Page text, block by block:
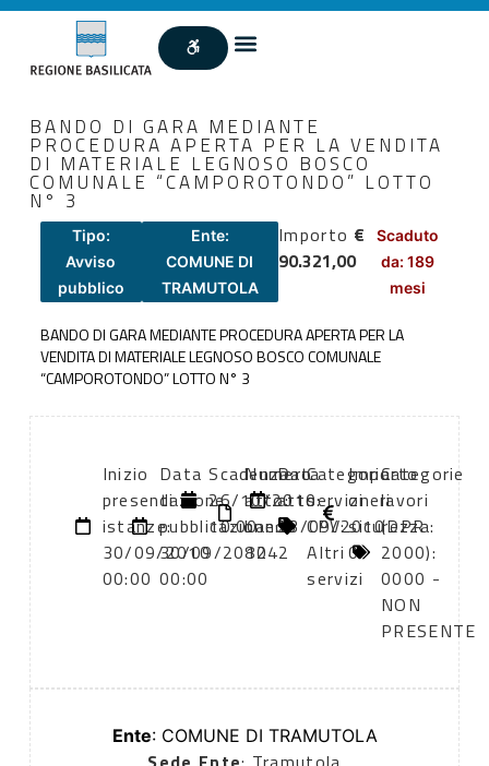
BANDO DI GARA MEDIANTE
PROCEDURA APERTA PER LA VENDITA
DI MATERIALE LEGNOSO BOSCO
COMUNALE “CAMPOROTONDO” LOTTO
N° 3
Tipo:
Avviso
pubblico
Ente:
COMUNE DI
TRAMUTOLA
Importo €
90.321,00
Scaduto
da: 189
mesi
BANDO DI GARA MEDIANTE PROCEDURA APERTA PER LA
VENDITA DI MATERIALE LEGNOSO BOSCO COMUNALE
“CAMPOROTONDO” LOTTO N° 3
Inizio
presentazione
istanze:
30/09/2010
00:00
Data
di
pubblicazione:
30/09/2010
00:00
Scadenza:
26/10/2010
10:00
Numero
atto:
bando
8242
Data
atto:
23/09/2010
Categoria
servizi
CPV:
Altri
servizi
Importo
oneri
sicurezza:
0
Categorie
lavori
(DPR
2000):
0000 -
NON
PRESENTE
Ente: COMUNE DI TRAMUTOLA